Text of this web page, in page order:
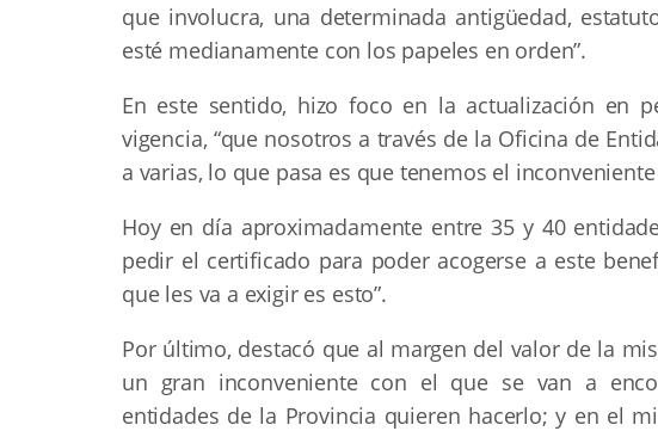
que involucra, una determinada antigüedad,
esté medianamente con los papeles en orden”.
En este sentido, hizo foco en la actualización en
vigencia, “que nosotros a través de la Oficina de
a varias, lo que pasa es que tenemos el
Hoy en día aproximadamente entre 35 y 40
pedir el certificado para poder acogerse a este
que les va a exigir es esto”.
Por último, destacó que al margen del valor de la
un gran inconveniente con el que se van a
entidades de la Provincia quieren hacerlo; y en el